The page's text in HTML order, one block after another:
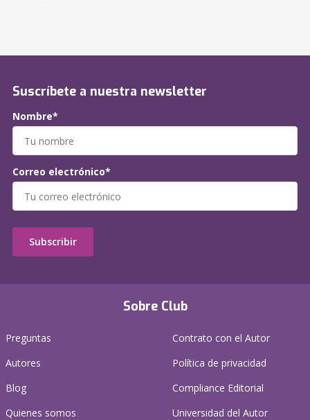
Sobre Club
Preguntas
Autores
Blog
Quienes somos
Contrato con el Autor
Política de privacidad
Compliance Editorial
Universidad del Autor
Suscríbete a nuestra newsletter
Nombre*
Correo electrónico*
Subscribir